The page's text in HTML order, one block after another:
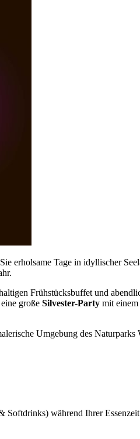
erholsame Tage in idyllischer
Frühstücksbuffet und
große Silvester-Party mit
Umgebung des
während Ihrer